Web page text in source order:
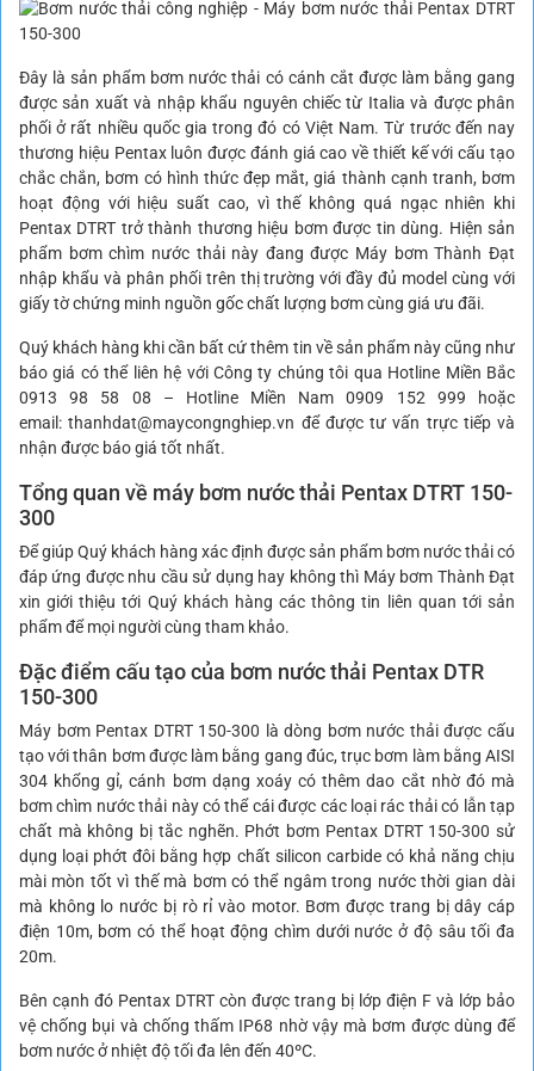
Đây là sản phẩm bơm nước thải có cánh cắt được làm bằng gang
được sản xuất và nhập khẩu nguyên chiếc từ Italia và được phân
phối ở rất nhiều quốc gia trong đó có Việt Nam. Từ trước đến nay
thương hiệu Pentax luôn được đánh giá cao về thiết kế với cấu tạo
chắc chắn, bơm có hình thức đẹp mắt, giá thành cạnh tranh, bơm
hoạt động với hiệu suất cao, vì thế không quá ngạc nhiên khi
Pentax DTRT trở thành thương hiệu bơm được tin dùng. Hiện sản
phẩm bơm chìm nước thải này đang được Máy bơm Thành Đạt
nhập khẩu và phân phối trên thị trường với đầy đủ model cùng với
giấy tờ chứng minh nguồn gốc chất lượng bơm cùng giá ưu đãi.
Quý khách hàng khi cần bất cứ thêm tin về sản phẩm này cũng như
báo giá có thể liên hệ với Công ty chúng tôi qua Hotline Miền Bắc
0913 98 58 08 – Hotline Miền Nam 0909 152 999 hoặc
email:thanhdat@maycongnghiep.vn để được tư vấn trực tiếp và
nhận được báo giá tốt nhất.
Tổng quan về máy bơm nước thải Pentax DTRT 150-
300
Để giúp Quý khách hàng xác định được sản phẩm bơm nước thải có
đáp ứng được nhu cầu sử dụng hay không thì Máy bơm Thành Đạt
xin giới thiệu tới Quý khách hàng các thông tin liên quan tới sản
phẩm để mọi người cùng tham khảo.
Đặc điểm cấu tạo của bơm nước thải Pentax DTR
150-300
Máy bơm Pentax DTRT 150-300 là dòng bơm nước thải được cấu
tạo với thân bơm được làm bằng gang đúc, trục bơm làm bằng AISI
304 khổng gỉ, cánh bơm dạng xoáy có thêm dao cắt nhờ đó mà
bơm chìm nước thải này có thể cái được các loại rác thải có lẫn tạp
chất mà không bị tắc nghẽn. Phớt bơm Pentax DTRT 150-300 sử
dụng loại phớt đôi bằng hợp chất silicon carbide có khả năng chịu
mài mòn tốt vì thế mà bơm có thể ngâm trong nước thời gian dài
mà không lo nước bị rò rỉ vào motor. Bơm được trang bị dây cáp
điện 10m, bơm có thể hoạt động chìm dưới nước ở độ sâu tối đa
20m.
Bên cạnh đó Pentax DTRT còn được trang bị lớp điện F và lớp bảo
vệ chống bụi và chống thấm IP68 nhờ vậy mà bơm được dùng để
bơm nước ở nhiệt độ tối đa lên đến 40ºC.